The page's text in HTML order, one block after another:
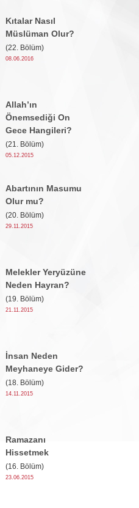
Kıtalar Nasıl
Müslüman Olur?
(22. Bölüm)
08.06.2016
Allah’ın
Önemsediği On
Gece Hangileri?
(21. Bölüm)
05.12.2015
Abartının Masumu
Olur mu?
(20. Bölüm)
29.11.2015
Melekler Yeryüzüne
Neden Hayran?
(19. Bölüm)
21.11.2015
İnsan Neden
Meyhaneye Gider?
(18. Bölüm)
14.11.2015
Ramazanı
Hissetmek
(16. Bölüm)
23.06.2015